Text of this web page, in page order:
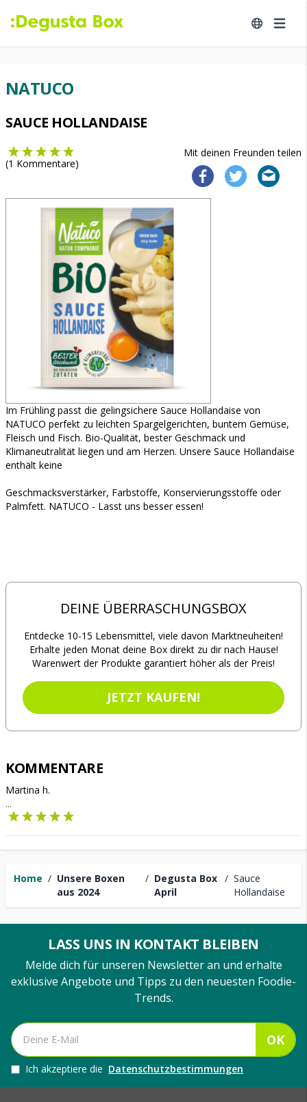
Home / Unsere Boxen
aus 2024
/ Degusta Box
April
/ Sauce
Hollandaise
NATUCO
SAUCE HOLLANDAISE
Mit deinen Freunden teilen
(1 Kommentare)
Im Frühling passt die gelingsichere Sauce Hollandaise von
NATUCO perfekt zu leichten Spargelgerichten, buntem Gemüse,
Fleisch und Fisch. Bio-Qualität, bester Geschmack und
Klimaneutralität liegen und am Herzen. Unsere Sauce Hollandaise
enthält keine
Geschmacksverstärker, Farbstoffe, Konservierungsstoffe oder
Palmfett. NATUCO - Lasst uns besser essen!
DEINE ÜBERRASCHUNGSBOX
Entdecke 10-15 Lebensmittel, viele davon Marktneuheiten!
Erhalte jeden Monat deine Box direkt zu dir nach Hause!
Warenwert der Produkte garantiert höher als der Preis!
JETZT KAUFEN!
KOMMENTARE
Martina h.
...
LASS UNS IN KONTAKT BLEIBEN
Melde dich für unseren Newsletter an und erhalte
exklusive Angebote und Tipps zu den neuesten Foodie-
Trends.
OK
Ich akzeptiere die Datenschutzbestimmungen